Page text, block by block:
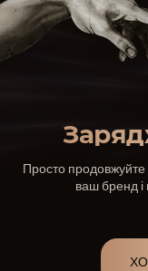
Просто
ваш бренд і